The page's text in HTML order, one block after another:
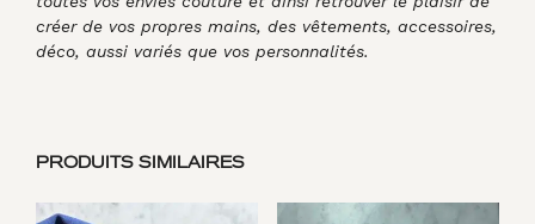
créer de vos propres mains, des vêtements, accessoires,
déco, aussi variés que vos personnalités.
PRODUITS SIMILAIRES